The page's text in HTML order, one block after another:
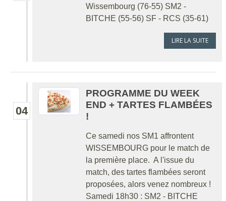
Wissembourg (76-55) SM2 -
BITCHE (55-56) SF - RCS (35-61)
LIRE LA SUITE
04
PROGRAMME DU WEEK
END + TARTES FLAMBÉES
!
Ce samedi nos SM1 affrontent
WISSEMBOURG pour le match de
la première place. A l'issue du
match, des tartes flambées seront
proposées, alors venez nombreux !
Samedi 18h30 : SM2 - BITCHE